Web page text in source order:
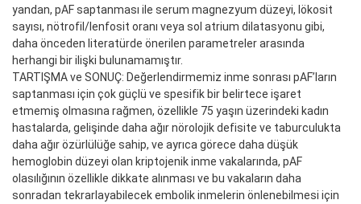
yandan, pAF saptanması ile serum magnezyum düzeyi, lökosit
sayısı, nötrofil/lenfosit oranı veya sol atrium dilatasyonu gibi,
daha önceden literatürde önerilen parametreler arasında
herhangi bir ilişki bulunamamıştır.
TARTIŞMA ve SONUÇ: Değerlendirmemiz inme sonrası pAF’ların
saptanması için çok güçlü ve spesifik bir belirtece işaret
etmemiş olmasına rağmen, özellikle 75 yaşın üzerindeki kadın
hastalarda, gelişinde daha ağır nörolojik defisite ve taburculukta
daha ağır özürlülüğe sahip, ve ayrıca görece daha düşük
hemoglobin düzeyi olan kriptojenik inme vakalarında, pAF
olasılığının özellikle dikkate alınması ve bu vakaların daha
sonradan tekrarlayabilecek embolik inmelerin önlenebilmesi için